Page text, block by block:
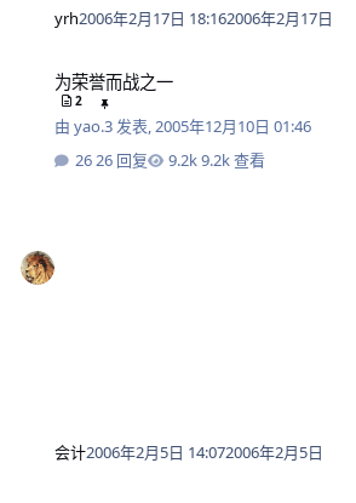
yrh2006年2月17日 18:162006年2月17日
为荣誉而战之一
2
由 yao.3发表, 2005年12月10日 01:46
26 回复
9.2k 查看
会计2006年2月5日 14:072006年2月5日